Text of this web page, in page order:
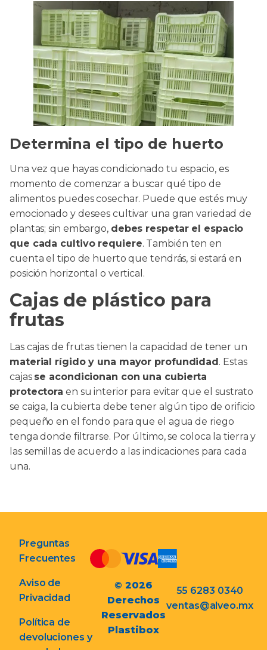
Determina el tipo de huerto
Una vez que hayas condicionado tu espacio, es
momento de comenzar a buscar qué tipo de
alimentos puedes cosechar. Puede que estés muy
emocionado y desees cultivar una gran variedad de
plantas; sin embargo, debes respetar el espacio
que cada cultivo requiere. También ten en
cuenta el tipo de huerto que tendrás, si estará en
posición horizontal o vertical.
Cajas de plástico para
frutas
Las cajas de frutas tienen la capacidad de tener un
material rígido y una mayor profundidad . Estas
cajas se acondicionan con una cubierta
protectora en su interior para evitar que el sustrato
se caiga, la cubierta debe tener algún tipo de orificio
pequeño en el fondo para que el agua de riego
tenga donde filtrarse. Por último, se coloca la tierra y
las semillas de acuerdo a las indicaciones para cada
una.
Preguntas
Frecuentes
Aviso de
Privacidad
Política de
devoluciones y
© 2026
Derechos
Reservados
Plastibox
55 6283 0340
ventas@alveo.mx